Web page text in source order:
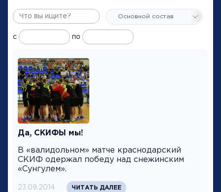
с по
Да, СКИФЫ мы!
В «валидольном» матче краснодарский
СКИФ одержал победу над снежинским
«Сунгулем».
23.09.2014 ЧИТАТЬ ДАЛЕЕ